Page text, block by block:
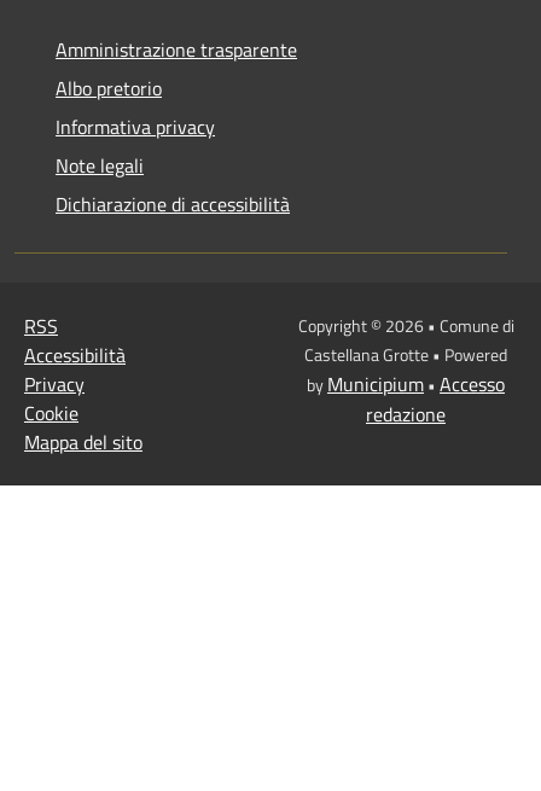
Amministrazione trasparente
Albo pretorio
Informativa privacy
Note legali
Dichiarazione di accessibilità
RSS
Accessibilità
Privacy
Cookie
Mappa del sito
Copyright © 2026 • Comune di
Castellana Grotte • Powered
byMunicipium• Accesso
redazione